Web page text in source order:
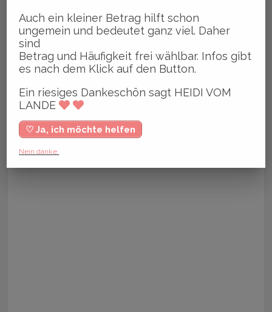
Auch ein kleiner Betrag hilft schon
ungemein und bedeutet ganz viel. Daher
sind
Betrag und Häufigkeit frei wählbar. Infos gibt
es nach dem Klick auf den Button.
Ein riesiges Dankeschön sagt HEIDI VOM
LANDE
♡ Ja, ich möchte helfen
Nein danke.